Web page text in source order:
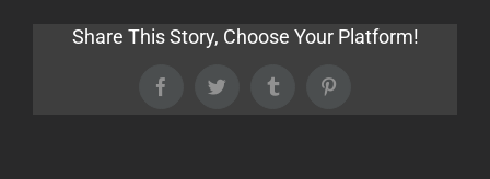
Share This Story, Choose Your Platform!
FacebookTwitter Tumblr